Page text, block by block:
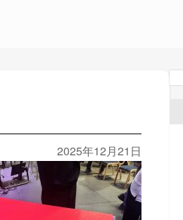
2025年12月21日